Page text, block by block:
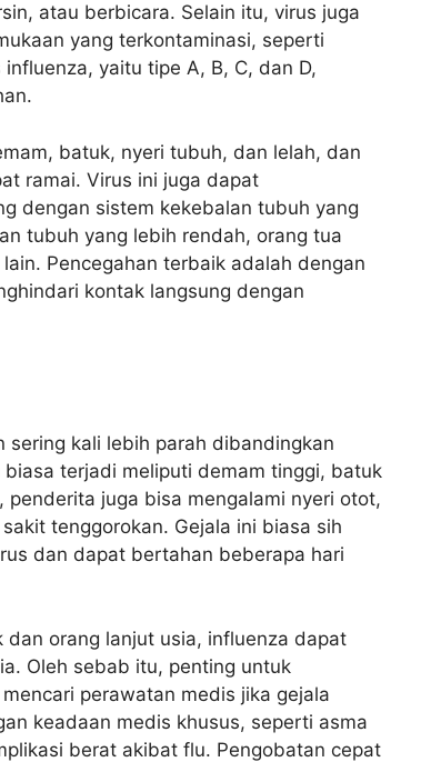
atau berbicara. Selain itu, virus juga
yang terkontaminasi, seperti
yaitu tipe A, B, C, dan D,
batuk, nyeri tubuh, dan lelah, dan
ramai. Virus ini juga dapat
dengan sistem kekebalan tubuh yang
tubuh yang lebih rendah, orang tua
Pencegahan terbaik adalah dengan
kontak langsung dengan
kali lebih parah dibandingkan
terjadi meliputi demam tinggi, batuk
juga bisa mengalami nyeri otot,
tenggorokan. Gejala ini biasa sih
dan dapat bertahan beberapa hari
orang lanjut usia, influenza dapat
Oleh sebab itu, penting untuk
perawatan medis jika gejala
keadaan medis khusus, seperti asma
berat akibat flu. Pengobatan cepat